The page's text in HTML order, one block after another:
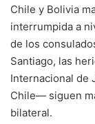
Chile y Bolivia
interrumpida a
de los
Santiago, las
Internacional de
Chile— siguen
bilateral.